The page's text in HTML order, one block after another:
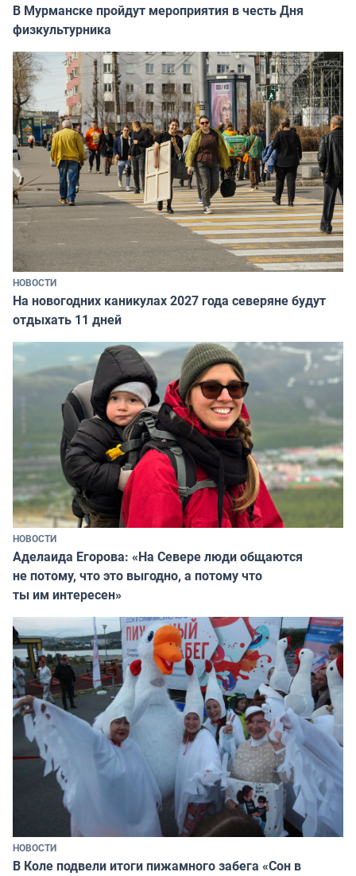
В Мурманске пройдут мероприятия в честь Дня
физкультурника
НОВОСТИ
На новогодних каникулах 2027 года северяне будут
отдыхать 11 дней
НОВОСТИ
Аделаида Егорова: «На Севере люди общаются
не потому, что это выгодно, а потому что
ты им интересен»
НОВОСТИ
В Коле подвели итоги пижамного забега «Сон в